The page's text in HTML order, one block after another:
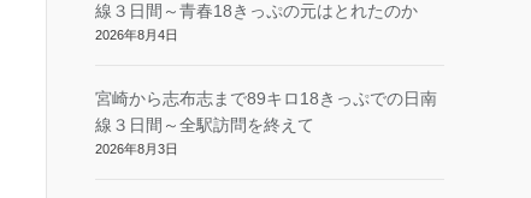
線３日間～青春18きっぷの元はとれたのか
2026年8月4日
宮崎から志布志まで89キロ18きっぷでの日南
線３日間～全駅訪問を終えて
2026年8月3日